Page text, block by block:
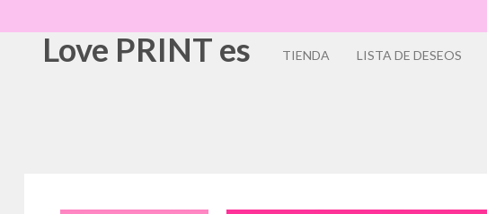
Love PRINT es TIENDA LISTA DE DESEOS